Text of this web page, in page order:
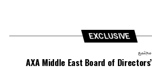
EXCLUSIVE
مجتمع
AXA Middle East Board of Directors’